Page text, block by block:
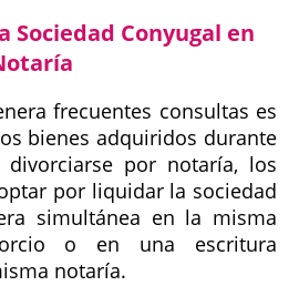
Sociedad Conyugal en
frecuentes consultas es
bienes adquiridos durante
por notaría, los
por liquidar la sociedad
simultánea en la misma
o en una escritura
notaría.